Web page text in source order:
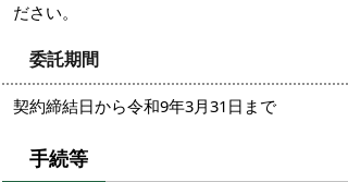
ださい。
委託期間
契約締結日から令和9年3月31日まで
手続等